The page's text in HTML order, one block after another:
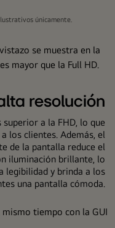
únicamente.
resolución
a la FHD, lo que
los clientes. Además, el
de la pantalla reduce el
iluminación brillante, lo
legibilidad y brinda a los
una pantalla cómoda.